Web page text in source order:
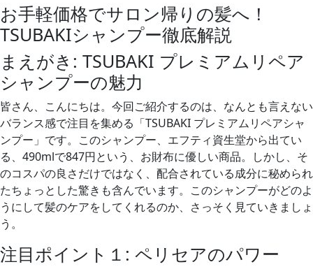
お手軽価格でサロン帰りの髪へ！
TSUBAKIシャンプー徹底解説
まえがき: TSUBAKI プレミアムリペア
シャンプーの魅力
皆さん、こんにちは。今回ご紹介するのは、なんとも言えない
バランス感で注目を集める「TSUBAKI プレミアムリペアシャ
ンプー」です。このシャンプー、エフティ資生堂から出てい
る、490mlで847円という、お財布に優しい商品。しかし、そ
のコスパの良さだけではなく、配合されている成分に秘められ
たちょっとした驚きも含んでいます。このシャンプーがどのよ
うにして髪のケアをしてくれるのか、さっそく見ていきましょ
う。
注目ポイント１: ペリセアのパワー